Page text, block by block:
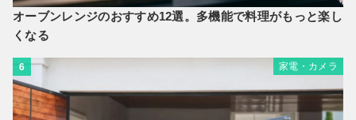
オーブンレンジのおすすめ12選。多機能で料理がもっと楽し
くなる
6 家電・カメラ